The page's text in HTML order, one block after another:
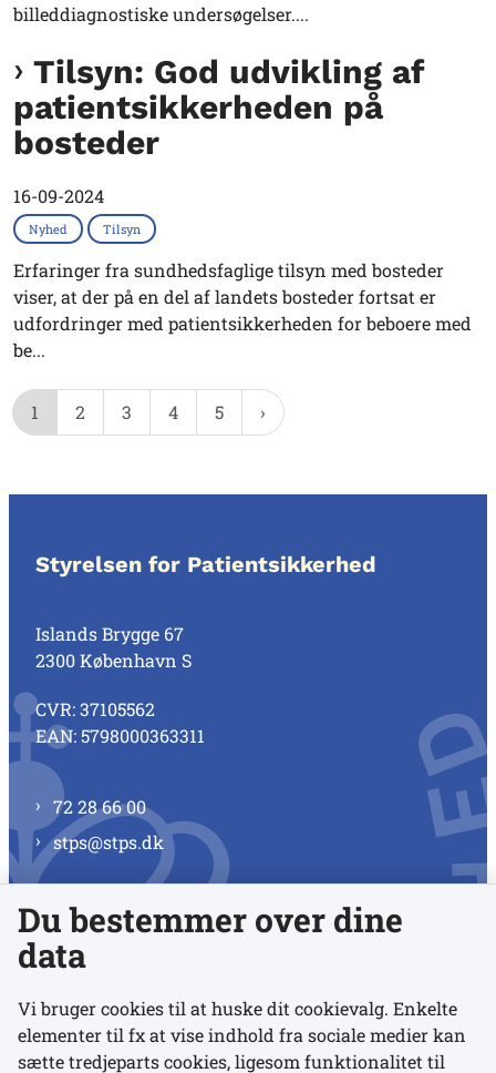
billeddiagnostiske undersøgelser....
Tilsyn: God udvikling af
patientsikkerheden på
bosteder
16-09-2024
Nyhed Tilsyn
Erfaringer fra sundhedsfaglige tilsyn med bosteder
viser, at der på en del af landets bosteder fortsat er
udfordringer med patientsikkerheden for beboere med
be...
1 2 3 4 5
Styrelsen for Patientsikkerhed
Islands Brygge 67
2300 København S
CVR: 37105562
EAN: 5798000363311
72 28 66 00
stps@stps.dk
Se alle kontaktnumre
Links
Du bestemmer over dine
data
Vi bruger cookies til at huske dit cookievalg. Enkelte
elementer til fx at vise indhold fra sociale medier kan
sætte tredjeparts cookies, ligesom funktionalitet til